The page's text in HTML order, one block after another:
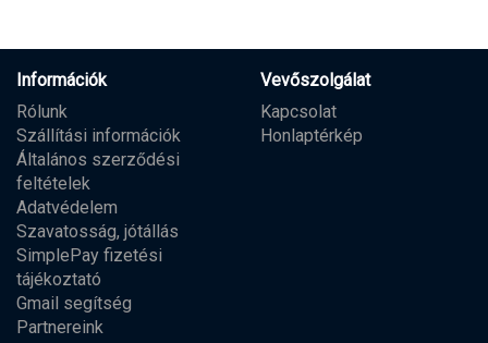
Információk
Rólunk
Szállítási információk
Általános szerződési
feltételek
Adatvédelem
Szavatosság, jótállás
SimplePay fizetési
tájékoztató
Gmail segítség
Partnereink
Vevőszolgálat
Kapcsolat
Honlaptérkép